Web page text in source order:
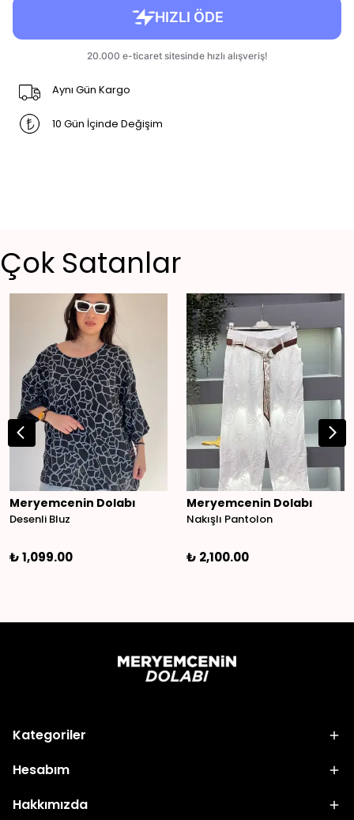
Aynı Gün Kargo
10 Gün İçinde Değişim
Çok Satanlar
Meryemcenin Dolabı
Desenli Bluz
₺ 1,099.00
Meryemcenin Dolabı
Nakışlı Pantolon
₺ 2,100.00
Kategoriler
Hesabım
Hakkımızda